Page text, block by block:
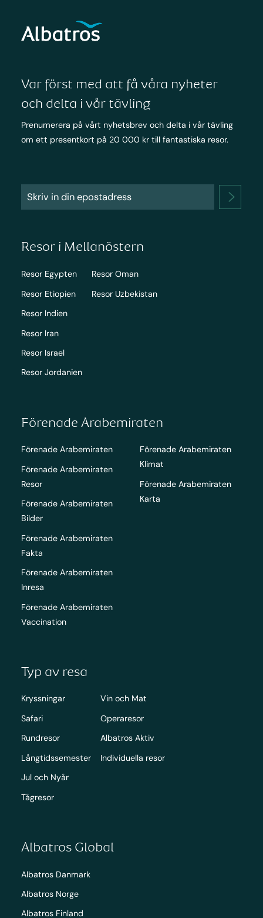
Var först med att få våra nyheter
och delta i vår tävling
Prenumerera på vårt nyhetsbrev och delta i vår tävling
om ett presentkort på 20 000 kr till fantastiska resor.
Resor i Mellanöstern
Resor Egypten
Resor Etiopien
Resor Indien
Resor Iran
Resor Israel
Resor Jordanien
Resor Oman
Resor Uzbekistan
Förenade Arabemiraten
Förenade Arabemiraten
Förenade Arabemiraten
Resor
Förenade Arabemiraten
Bilder
Förenade Arabemiraten
Fakta
Förenade Arabemiraten
Inresa
Förenade Arabemiraten
Vaccination
Förenade Arabemiraten
Klimat
Förenade Arabemiraten
Karta
Typ av resa
Kryssningar
Safari
Rundresor
Långtidssemester
Jul och Nyår
Tågresor
Vin och Mat
Operaresor
Albatros Aktiv
Individuella resor
Albatros Global
Albatros Danmark
Albatros Norge
Albatros Finland